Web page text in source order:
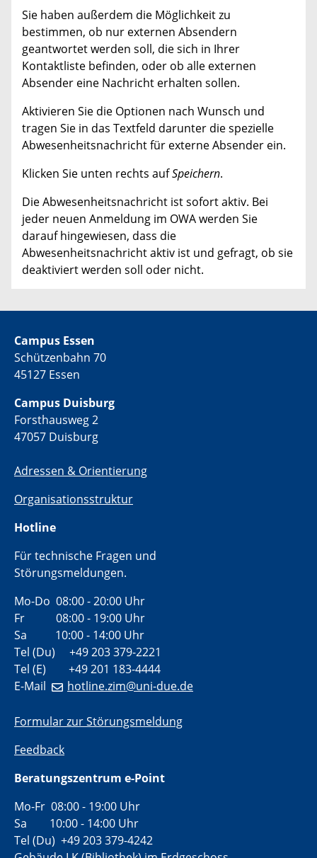
Sie haben außerdem die Möglichkeit zu
bestimmen, ob nur externen Absendern
geantwortet werden soll, die sich in Ihrer
Kontaktliste befinden, oder ob alle externen
Absender eine Nachricht erhalten sollen.
Aktivieren Sie die Optionen nach Wunsch und
tragen Sie in das Textfeld darunter die spezielle
Abwesenheitsnachricht für externe Absender ein.
Klicken Sie unten rechts aufSpeichern.
Die Abwesenheitsnachricht ist sofort aktiv. Bei
jeder neuen Anmeldung im OWA werden Sie
darauf hingewiesen, dass die
Abwesenheitsnachricht aktiv ist und gefragt, ob sie
deaktiviert werden soll oder nicht.
Campus Essen
Schützenbahn 70
45127 Essen
Campus Duisburg
Forsthausweg 2
47057 Duisburg
Adressen & Orientierung
Organisationsstruktur
Hotline
Für technische Fragen und
Störungsmeldungen.
Mo-Do 08:00 - 20:00 Uhr
Fr 08:00 - 19:00 Uhr
Sa 10:00 - 14:00 Uhr
Tel (Du) +49 203 379-2221
Tel (E) +49 201 183-4444
E-Mail
hotline.zim@uni-due.de
Formular zur Störungsmeldung
Feedback
Beratungszentrum e-Point
Mo-Fr 08:00 - 19:00 Uhr
Sa 10:00 - 14:00 Uhr
Tel (Du) +49 203 379-4242